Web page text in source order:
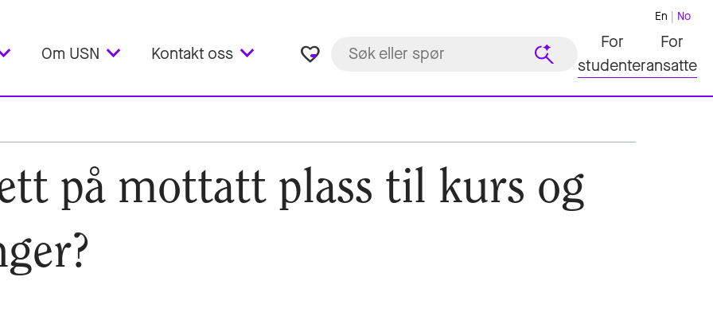
Om USN Kontakt oss favorite_border
En No
For
studenter
For
ansatte
på mottatt plass til kurs og